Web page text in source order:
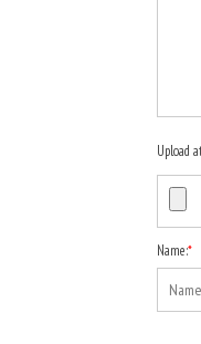
Upload
Name:*